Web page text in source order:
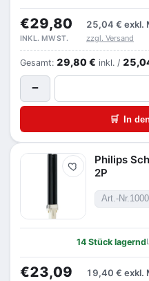
€29,80 25,04 € exkl.
INKL. MWST. zzgl. Versand
Gesamt: 29,80 € inkl. /
−
🛒 In
Merken
Philips
2P
Art.-Nr.
14 Stück lagernd
€23,09 19,40 € exkl.